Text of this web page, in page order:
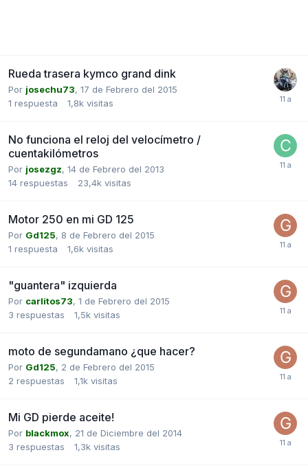
Rueda trasera kymco grand dink
Por josechu73, 17 de Febrero del 2015
1 respuesta 1,8k visitas
No funciona el reloj del velocímetro /
cuentakilómetros
Por josezgz, 14 de Febrero del 2013
14 respuestas 23,4k visitas
Motor 250 en mi GD 125
Por Gd125, 8 de Febrero del 2015
1 respuesta 1,6k visitas
"guantera" izquierda
Por carlitos73, 1 de Febrero del 2015
3 respuestas 1,5k visitas
moto de segundamano ¿que hacer?
Por Gd125, 2 de Febrero del 2015
2 respuestas 1,1k visitas
Mi GD pierde aceite!
Por blackmox, 21 de Diciembre del 2014
3 respuestas 1,3k visitas